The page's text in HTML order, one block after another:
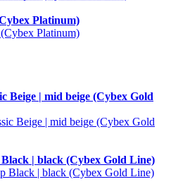
Platinum)
Beige | mid beige (Cybex Gold
| black (Cybex Gold Line)